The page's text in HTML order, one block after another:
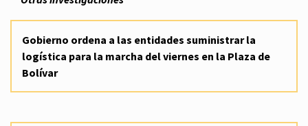
Gobierno ordena a las entidades suministrar la
logística para la marcha del viernes en la Plaza de
Bolívar